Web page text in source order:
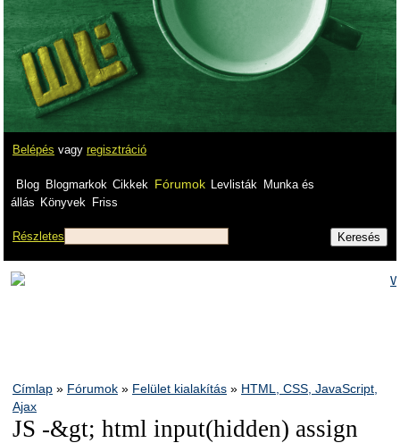
Belépés vagy regisztráció
Blog Blogmarkok Cikkek Fórumok Levlisták
Munka és
állás Könyvek Friss
Részletes
Címlap » Fórumok » Felület kialakítás » HTML, CSS, JavaScript,
Ajax
JS -&gt; html input(hidden) assign